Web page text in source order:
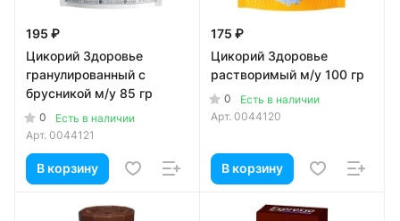
195 ₽
Цикорий Здоровье
гранулированный с
брусникой м/у 85 гр
0
Есть в наличии
Арт. 0044121
В корзину
175 ₽
Цикорий Здоровье
растворимый м/у 100 гр
0
Есть в наличии
Арт. 0044120
В корзину